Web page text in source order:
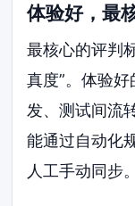
体验好，最
最核心的评判
真度”。体验
发、测试间流
能通过自动化
人工手动同步。